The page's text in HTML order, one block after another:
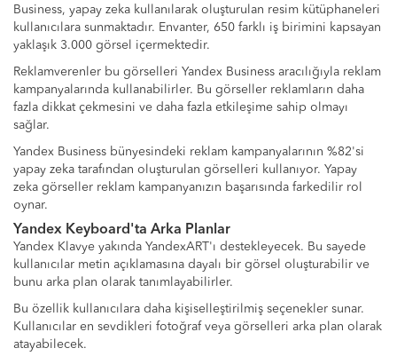
Business, yapay zeka kullanılarak oluşturulan resim kütüphaneleri
kullanıcılara sunmaktadır. Envanter, 650 farklı iş birimini kapsayan
yaklaşık 3.000 görsel içermektedir.
Reklamverenler bu görselleri Yandex Business aracılığıyla reklam
kampanyalarında kullanabilirler. Bu görseller reklamların daha
fazla dikkat çekmesini ve daha fazla etkileşime sahip olmayı
sağlar.
Yandex Business bünyesindeki reklam kampanyalarının %82'si
yapay zeka tarafından oluşturulan görselleri kullanıyor. Yapay
zeka görseller reklam kampanyanızın başarısında farkedilir rol
oynar.
Yandex Keyboard'ta Arka Planlar
Yandex Klavye yakında YandexART'ı destekleyecek. Bu sayede
kullanıcılar metin açıklamasına dayalı bir görsel oluşturabilir ve
bunu arka plan olarak tanımlayabilirler.
Bu özellik kullanıcılara daha kişiselleştirilmiş seçenekler sunar.
Kullanıcılar en sevdikleri fotoğraf veya görselleri arka plan olarak
atayabilecek.